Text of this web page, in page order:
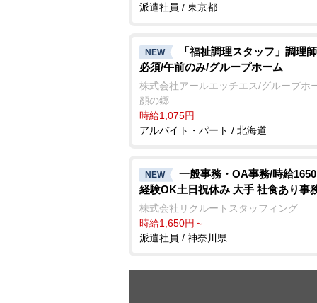
派遣社員 / 東京都
NEW
「福祉調理スタッフ」調理
必須/午前のみ/グループホーム
株式会社アールエッチエス/グループホ
顔の郷
時給1,075円
アルバイト・パート / 北海道
NEW
一般事務・OA事務/時給
経験OK土日祝休み 大手 社食あり事
株式会社リクルートスタッフィング
時給1,650円～
派遣社員 / 神奈川県